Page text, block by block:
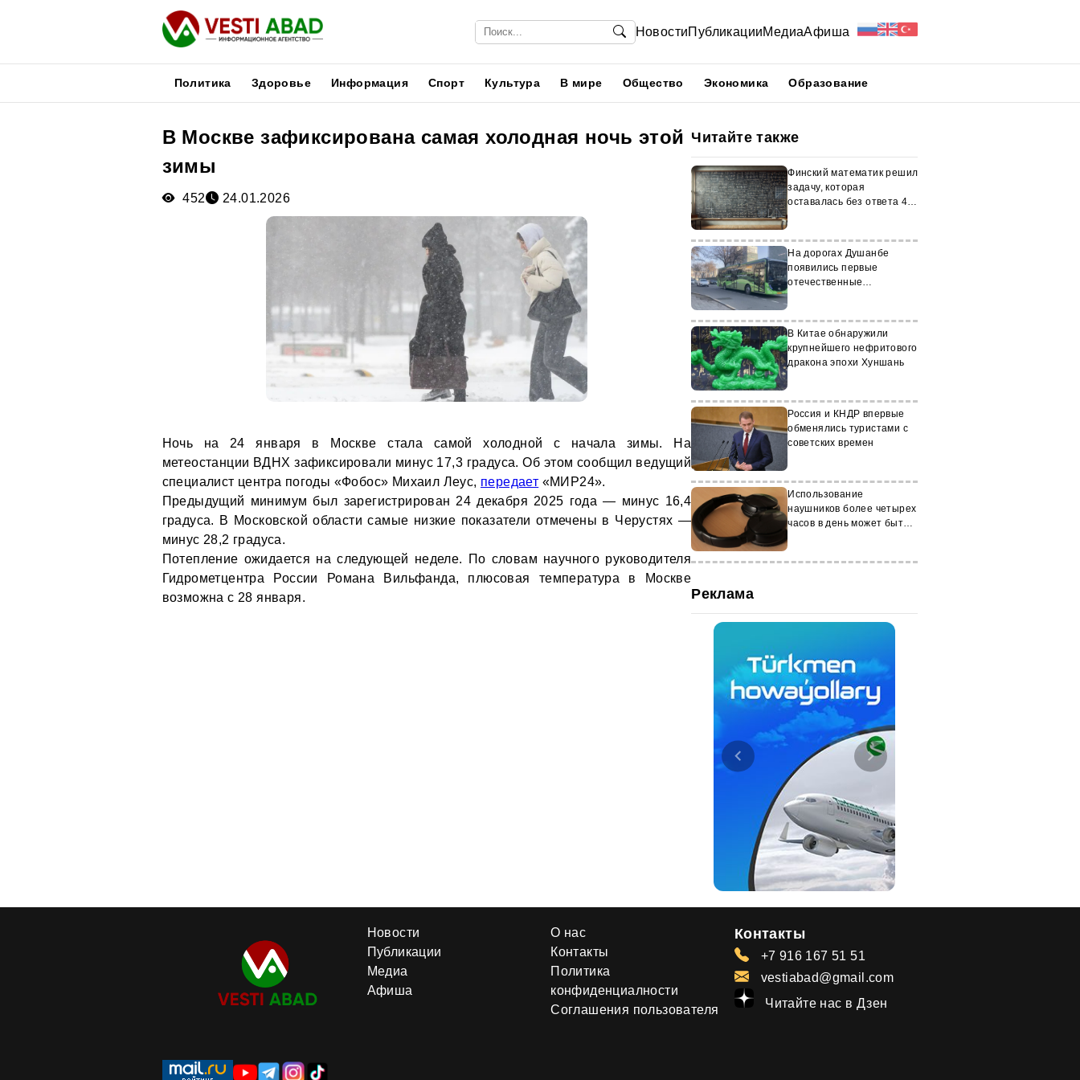
НовостиПубликацииМедиаАфиша
Политика Здоровье Информация Спорт Культура В мире Общество Экономика Образование
В Москве зафиксирована самая холодная ночь этой
зимы
452 24.01.2026
Ночь на 24 января в Москве стала самой холодной с начала зимы. На
метеостанции ВДНХ зафиксировали минус 17,3 градуса. Об этом сообщил ведущий
специалист центра погоды «Фобос» Михаил Леус, передает «МИР24».
Предыдущий минимум был зарегистрирован 24 декабря 2025 года — минус 16,4
градуса. В Московской области самые низкие показатели отмечены в Черустях —
минус 28,2 градуса.
Потепление ожидается на следующей неделе. По словам научного руководителя
Гидрометцентра России Романа Вильфанда, плюсовая температура в Москве
возможна с 28 января.
Читайте также
Финский математик решил
задачу, которая
оставалась без ответа 44
На дорогах Душанбе
появились первые
отечественные
В Китае обнаружили
крупнейшего нефритового
дракона эпохи Хуншань
Россия и КНДР впервые
обменялись туристами с
советских времен
Использование
наушников более четырех
часов в день может быть
Реклама
Новости
Публикации
Медиа
Афиша
О нас
Контакты
Политика
конфиденциалности
Соглашения пользователя
Контакты
+7 916 167 51 51
vestiabad@gmail.com
Читайте нас в Дзен